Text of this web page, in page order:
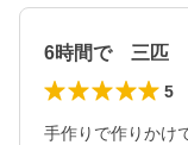
6時間で 三匹
5
手作りで作りかけ